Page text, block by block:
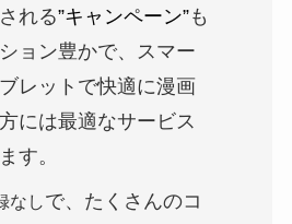
れる”キャンペーン”も
ョン豊かで、スマー
レットで快適に漫画
には最適なサービス
す。
なしで、たくさんのコ